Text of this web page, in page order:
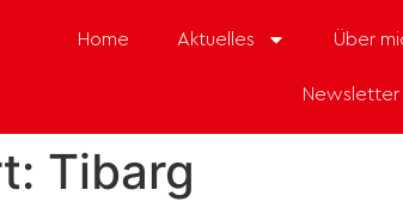
Home Aktuelles Über
Newsletter
Tibarg